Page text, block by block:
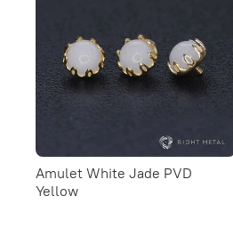
Amulet White Jade PVD
Yellow